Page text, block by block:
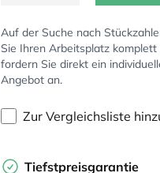
Auf der Suche nach
Sie Ihren Arbeitsplatz komplett
fordern Sie direkt ein
Angebot an.
Zur Vergleichsliste
Tiefstpreisgarantie